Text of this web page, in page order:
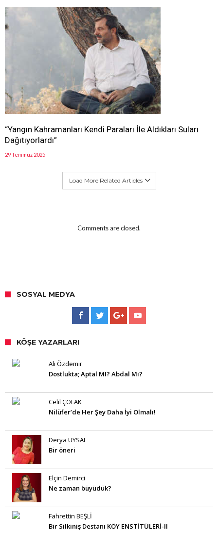
“Yangın Kahramanları Kendi Paraları İle Aldıkları Suları
Dağıtıyorlardı”
29 Temmuz 2025
Load More Related Articles
Comments are closed.
SOSYAL MEDYA
KÖŞE YAZARLARI
Ali Özdemir
Dostlukta; Aptal MI? Abdal Mı?
Celil ÇOLAK
Nilüfer’de Her Şey Daha İyi Olmalı!
Derya UYSAL
Bir öneri
Elçin Demirci
Ne zaman büyüdük?
Fahrettin BEŞLİ
Bir Silkiniş Destanı KÖY ENSTİTÜLERİ-II